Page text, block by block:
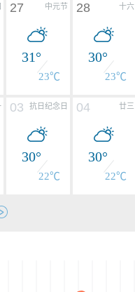
中元节
27
31°
23℃
十六
28
30°
23℃
抗日纪念日
03
30°
22℃
廿三
04
30°
22℃